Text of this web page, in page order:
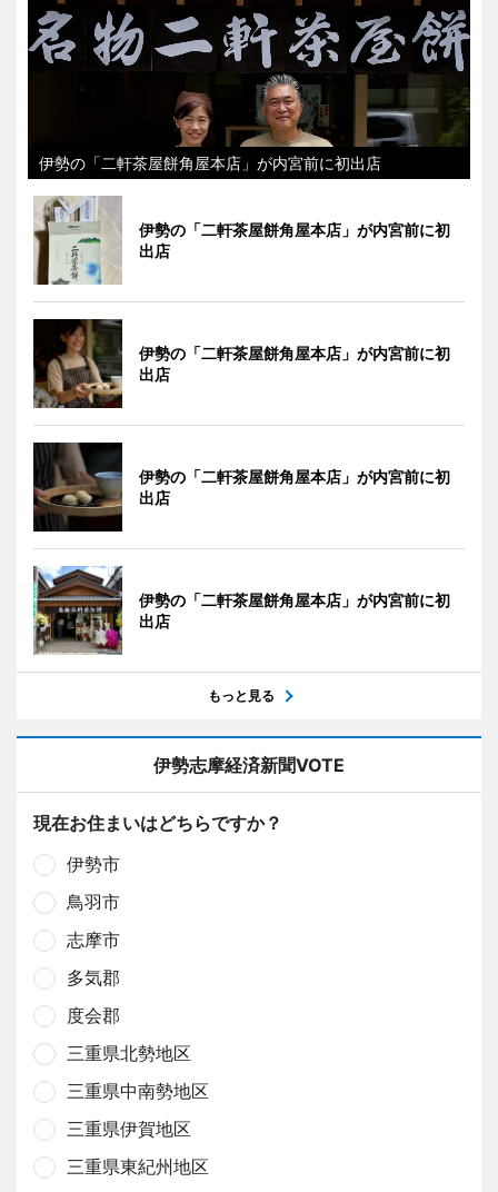
伊勢の「二軒茶屋餅角屋本店」が内宮前に初出店
伊勢の「二軒茶屋餅角屋本店」が内宮前に初
出店
伊勢の「二軒茶屋餅角屋本店」が内宮前に初
出店
伊勢の「二軒茶屋餅角屋本店」が内宮前に初
出店
伊勢の「二軒茶屋餅角屋本店」が内宮前に初
出店
もっと見る
伊勢志摩経済新聞VOTE
現在お住まいはどちらですか？
伊勢市
鳥羽市
志摩市
多気郡
度会郡
三重県北勢地区
三重県中南勢地区
三重県伊賀地区
三重県東紀州地区